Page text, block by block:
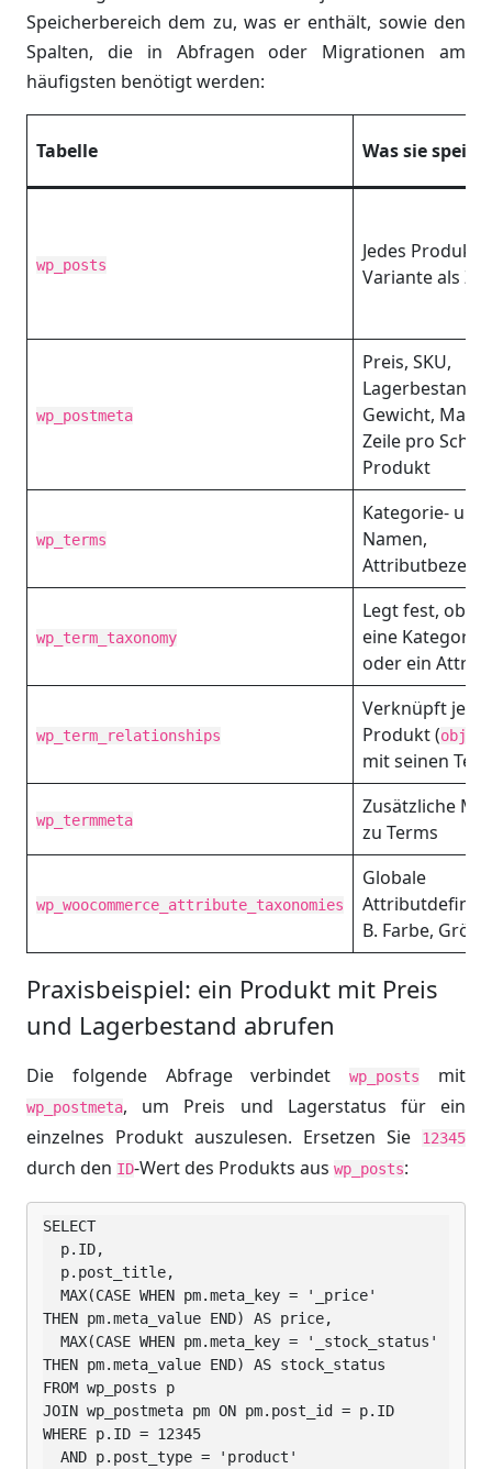
Speicherbereich dem zu, was er enthält, sowie den
Spalten, die in Abfragen oder Migrationen am
häufigsten benötigt werden:
Tabelle Was sie
wp_posts
Jedes Produkt
Variante als
wp_postmeta
Preis, SKU,
Lagerbestand,
Gewicht, Maße
Zeile pro
Produkt
wp_terms
Kategorie- und
Namen,
wp_term_taxonomy
Legt fest, ob
eine Kategorie,
oder ein
wp_term_relationships
Verknüpft
Produkt (
mit seinen
wp_termmeta
Zusätzliche
zu Terms
wp_woocommerce_attribute_taxonomies
Globale
B. Farbe,
Praxisbeispiel: ein Produkt mit Preis
und Lagerbestand abrufen
Die folgende Abfrage verbindetwp_posts mit
wp_postmeta, um Preis und Lagerstatus für ein
einzelnes Produkt auszulesen. Ersetzen Sie
12345
durch den ID-Wert des Produkts aus wp_posts:
SELECT
THEN pm.meta_value END) AS price,
THEN pm.meta_value END) AS stock_status
FROM wp_posts p
JOIN wp_postmeta pm ON pm.post_id = p.ID
WHERE p.ID = 12345